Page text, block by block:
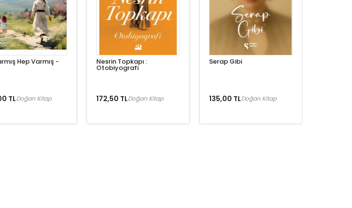
Hep Varmış -
TLDoğan Kitap
Nesrin Topkapı :
Otobiyografi
172,50 TLDoğan Kitap
Serap Gibi
135,00 TLDoğan Kitap